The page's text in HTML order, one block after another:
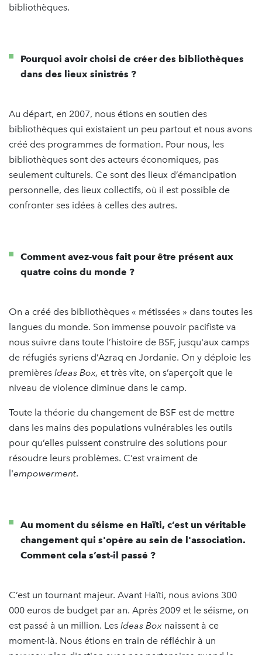
bibliothèques.
Pourquoi avoir choisi de créer des bibliothèques
dans des lieux sinistrés ?
Au départ, en 2007, nous étions en soutien des
bibliothèques qui existaient un peu partout et nous avons
créé des programmes de formation. Pour nous, les
bibliothèques sont des acteurs économiques, pas
seulement culturels. Ce sont des lieux d’émancipation
personnelle, des lieux collectifs, où il est possible de
confronter ses idées à celles des autres.
Comment avez-vous fait pour être présent aux
quatre coins du monde ?
On a créé des bibliothèques « métissées » dans toutes les
langues du monde. Son immense pouvoir pacifiste va
nous suivre dans toute l’histoire de BSF, jusqu'aux camps
de réfugiés syriens d’Azraq en Jordanie. On y déploie les
premières Ideas Box, et très vite, on s’aperçoit que le
niveau de violence diminue dans le camp.
Toute la théorie du changement de BSF est de mettre
dans les mains des populations vulnérables les outils
pour qu’elles puissent construire des solutions pour
résoudre leurs problèmes. C’est vraiment de
l'empowerment.
Au moment du séisme en Haïti, c’est un véritable
changement qui s'opère au sein de l'association.
Comment cela s’est-il passé ?
C’est un tournant majeur. Avant Haïti, nous avions 300
000 euros de budget par an. Après 2009 et le séisme, on
est passé à un million. Les Ideas Box naissent à ce
moment-là. Nous étions en train de réfléchir à un